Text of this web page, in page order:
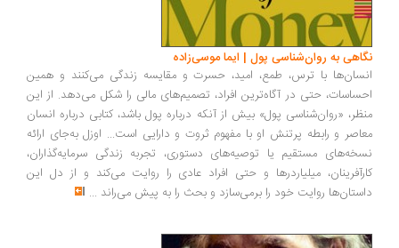
به روان‌شناسی پول | ایما موسی‌زاده
با ترس، طمع، امید، حسرت و مقایسه زندگی می‌کنند و همین
حتی در آگاه‌ترین افراد، تصمیم‌های مالی را شکل می‌دهد. از این
«روان‌شناسی پول» بیش از آنکه درباره پول باشد، کتابی درباره انسان
و رابطه پرتنش او با مفهوم ثروت و دارایی است... اوزل به‌جای ارائه
مستقیم یا توصیه‌های دستوری، تجربه زندگی سرمایه‌گذاران،
میلیاردرها و حتی افراد عادی را روایت می‌کند و از دل این
روایت خود را برمی‌سازد و بحث را به پیش می‌راند ...